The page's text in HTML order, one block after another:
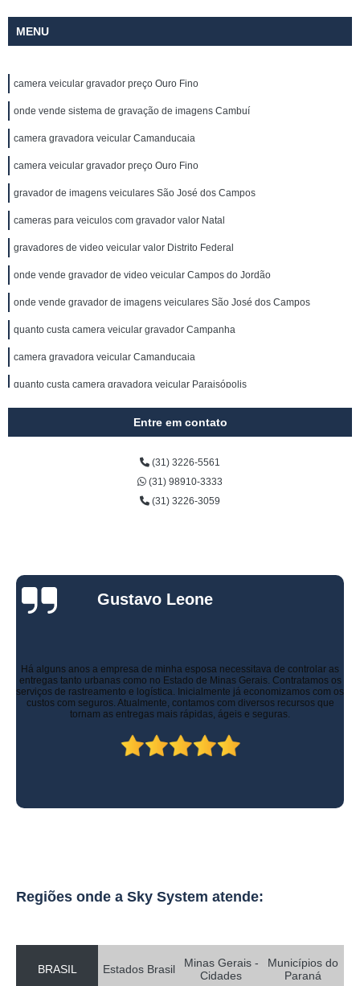
MENU
camera veicular gravador preço Ouro Fino
onde vende sistema de gravação de imagens Cambuí
camera gravadora veicular Camanducaia
camera veicular gravador preço Ouro Fino
gravador de imagens veiculares São José dos Campos
cameras para veiculos com gravador valor Natal
gravadores de video veicular valor Distrito Federal
onde vende gravador de video veicular Campos do Jordão
onde vende gravador de imagens veiculares São José dos Campos
quanto custa camera veicular gravador Campanha
camera gravadora veicular Camanducaia
quanto custa camera gravadora veicular Paraisópolis
gravadores veiculares Brazópolis
quanto custa gravadores veiculares Ilha das Caieiras
mdvr veicular preço Paraná
quanto custa cameras para veiculos com gravador B. Jesus do Amparo
gravador de video veicular preço Fortuna de Minas
quanto custa mdvr veicular Manaus
gravador digital veicular Sete Lagoas
sistema de gravação de imagens Acre
sistema de gravação de imagens preço Salvador
Entre em contato
(31) 3226-5561
(31) 98910-3333
(31) 3226-3059
Gustavo Leone
Há alguns anos a empresa de minha esposa necessitava de controlar as
entregas tanto urbanas como no Estado de Minas Gerais. Contratamos os
serviços de rastreamento e logística. Inicialmente já economizamos com os
custos com seguros. Atualmente, contamos com diversos recursos que
tornam as entregas mais rápidas, ágeis e seguras.
Regiões onde a Sky System atende:
BRASIL Estados Brasil
Minas Gerais -
Cidades
Municípios do
Paraná